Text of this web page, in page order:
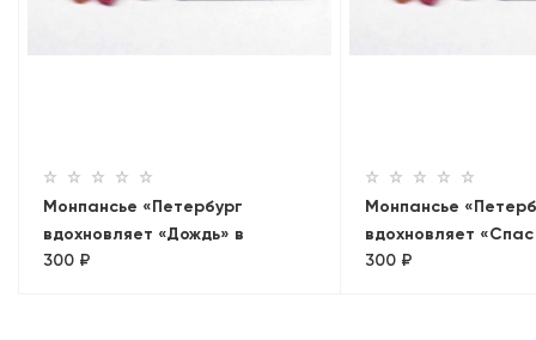
Монпансье «Петербург
вдохновляет «Дождь» в
металлической баночке
300 ₽
Монпансье
вдохновляет
в металлической
300 ₽